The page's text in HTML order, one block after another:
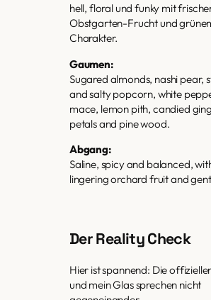
hell, floral und funky mit
Obstgarten-Frucht und
Charakter.
Gaumen:
Sugared almonds, nashi pear,
and salty popcorn, white
mace, lemon pith, candied
petals and pine wood.
Abgang:
Saline, spicy and balanced,
lingering orchard fruit and
Der Reality Check
Hier ist spannend: Die
und mein Glas sprechen nicht